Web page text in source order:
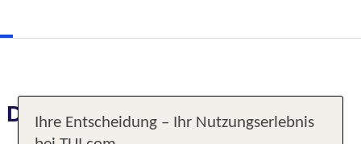
Das erwartet Sie
Ihre Entscheidung – Ihr Nutzungserlebnis